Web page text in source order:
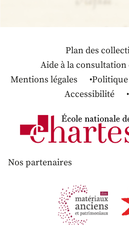
Plan des
Aide à la consultation
Mentions légales
Accessibilité
Nos partenaires